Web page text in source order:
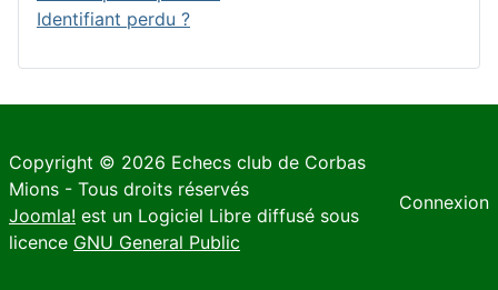
Identifiant perdu ?
Copyright © 2026 Echecs club de Corbas
Mions - Tous droits réservés
Joomla! est un Logiciel Libre diffusé sous
licence GNU General Public
Connexion